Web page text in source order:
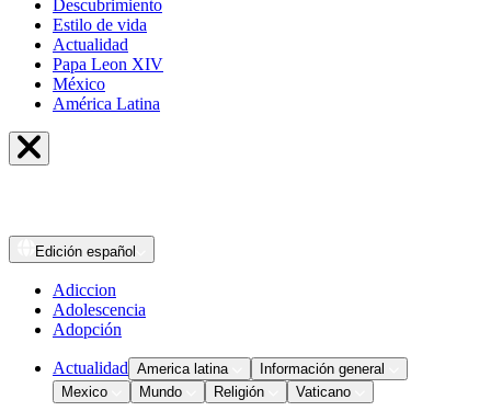
Descubrimiento
Estilo de vida
Actualidad
Papa Leon XIV
México
América Latina
Edición español
Adiccion
Adolescencia
Adopción
Actualidad America latina
Información general
Mexico
Mundo Religión Vaticano